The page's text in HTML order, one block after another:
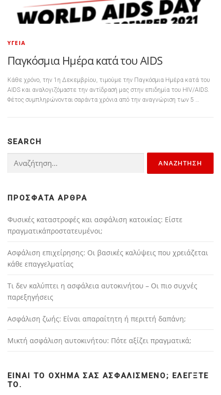
ΥΓΕΊΑ
Παγκόσμια Ημέρα κατά του AIDS
Κάθε χρόνο, την 1η Δεκεμβρίου, τιμούμε την Παγκόσμια Ημέρα κατά του
AIDS και αναλογιζόμαστε την αντίδρασή μας στην επιδημία του HIV/AIDS.
Φέτος συμπληρώνονται σαράντα χρόνια από την αναγνώριση των 5 …
SEARCH
για:
ΠΡΌΣΦΑΤΑ ΆΡΘΡΑ
Φυσικές καταστροφές και ασφάλιση κατοικίας: Είστε
πραγματικάπροστατευμένοι;
Ασφάλιση επιχείρησης: Οι βασικές καλύψεις που χρειάζεται
κάθε επαγγελματίας
Τι δεν καλύπτει η ασφάλεια αυτοκινήτου – Οι πιο συχνές
παρεξηγήσεις
Ασφάλιση ζωής: Είναι απαραίτητη ή περιττή δαπάνη;
Μικτή ασφάλιση αυτοκινήτου: Πότε αξίζει πραγματικά;
ΕΊΝΑΙ ΤΟ ΌΧΗΜΆ ΣΑΣ ΑΣΦΑΛΙΣΜΈΝΟ; ΕΛΈΓΞΤΕ
ΤΟ.